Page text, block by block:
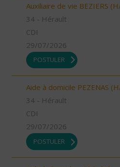
Auxiliaire de vie BEZIERS
34 - Hérault
CDI
29/07/2026
POSTULER
Aide à domicile PEZENAS
34 - Hérault
CDI
29/07/2026
POSTULER